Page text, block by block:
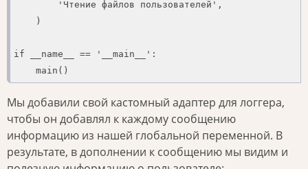
        'Чтение файлов пользователей',
    )
if __name__ == '__main__':
    main()
Мы добавили свой кастомный адаптер для логгера,
чтобы он добавлял к каждому сообщению
информацию из нашей глобальной переменной. В
результате, в дополнении к сообщению мы видим и